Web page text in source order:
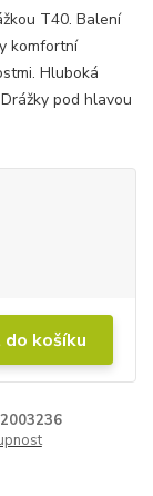
T40. Balení
komfortní
Hluboká
pod hlavou
košíku